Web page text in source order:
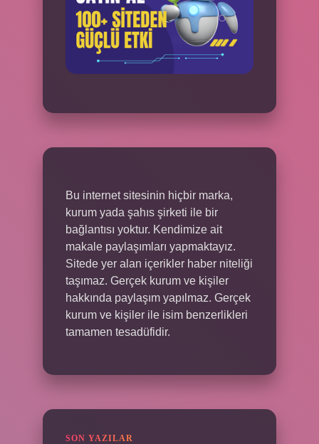
Bu internet sitesinin hiçbir marka,
kurum yada şahıs şirketi ile bir
bağlantısı yoktur. Kendimize ait
makale paylaşımları yapmaktayız.
Sitede yer alan içerikler haber niteliği
taşımaz. Gerçek kurum ve kişiler
hakkında paylaşım yapılmaz. Gerçek
kurum ve kişiler ile isim benzerlikleri
tamamen tesadüfidir.
SON YAZILAR